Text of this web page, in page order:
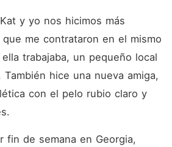
y yo nos hicimos más
me contrataron en el mismo
trabajaba, un pequeño local
hice una nueva amiga,
con el pelo rubio claro y
fin de semana en Georgia,